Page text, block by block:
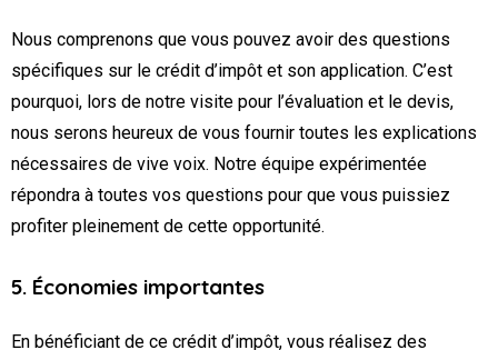
Nous comprenons que vous pouvez avoir des questions
spécifiques sur le crédit d’impôt et son application. C’est
pourquoi, lors de notre visite pour l’évaluation et le devis,
nous serons heureux de vous fournir toutes les explications
nécessaires de vive voix. Notre équipe expérimentée
répondra à toutes vos questions pour que vous puissiez
profiter pleinement de cette opportunité.
5. Économies importantes
En bénéficiant de ce crédit d’impôt, vous réalisez des